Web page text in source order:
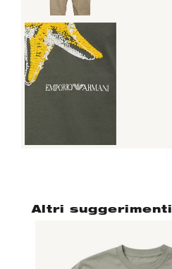
Altri suggerimenti